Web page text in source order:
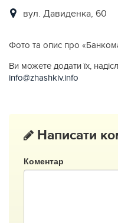
вул. Давиденкa, 60
Фото та опис про
Ви можете додати їх,
info@zhashkiv.info
Написати
Коментар